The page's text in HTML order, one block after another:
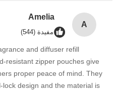
A
Amelia
مفيدة (544)
and diffuser refill
resistant zipper pouches give
proper peace of mind. They
lock design and the material is